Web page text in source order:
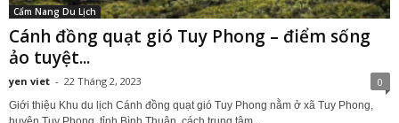
Cẩm Nang Du Lịch
Cánh đồng quạt gió Tuy Phong – điểm sống
ảo tuyệt...
yen viet - 22 Tháng 2, 2023 0
Giới thiệu Khu du lịch Cánh đồng quạt gió Tuy Phong nằm ở xã Tuy Phong,